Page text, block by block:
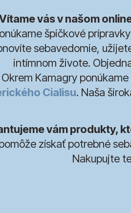
vás v našom
špičkové
sebavedomie,
intímnom živote.
Okrem Kamagry ponúkame
Cialisu. Naša
vám produkty,
získať potrebné
Nakupujte